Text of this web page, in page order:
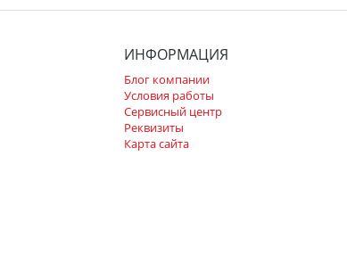
ИНФОРМАЦИЯ
Блог компании
Условия работы
Сервисный центр
Реквизиты
Карта сайта